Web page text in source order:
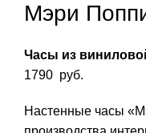
Мэри
Часы из
1790 руб.
Настенные часы